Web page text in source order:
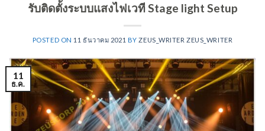
รับติดตั้งระบบแสงไฟเวที Stage light Setup
POSTED ON 11 ธันวาคม 2021 BYZEUS_WRITER ZEUS_WRITER
11
ธ.ค.